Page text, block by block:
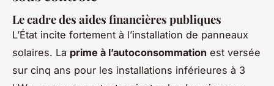
Le cadre des aides financières publiques
L’État incite fortement à l’installation de panneaux
solaires. La prime à l’autoconsommation est versée
sur cinq ans pour les installations inférieures à 3